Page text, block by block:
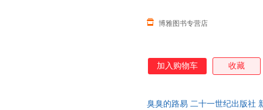
博雅图书专营店
加入购物车 收藏
臭臭的路易 二十一世纪出版社